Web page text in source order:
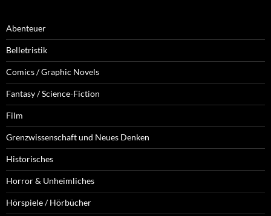
Abenteuer
Belletristik
Comics / Graphic Novels
Fantasy / Science-Fiction
Film
Grenzwissenschaft und Neues Denken
Historisches
Horror & Unheimliches
Hörspiele / Hörbücher